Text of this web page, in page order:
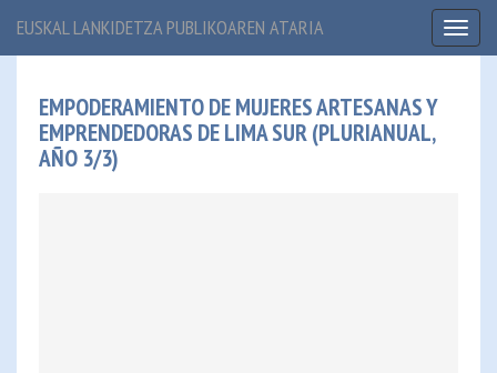
EUSKAL LANKIDETZA PUBLIKOAREN ATARIA
EMPODERAMIENTO DE MUJERES ARTESANAS Y
EMPRENDEDORAS DE LIMA SUR (PLURIANUAL,
AÑO 3/3)